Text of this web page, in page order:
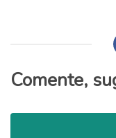
Comente,